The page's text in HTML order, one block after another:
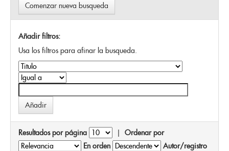
Comenzar nueva busqueda
Añadir filtros:
Usa los filtros para afinar la busqueda.
Resultados por página | Ordenar por
En orden
Autor/registro